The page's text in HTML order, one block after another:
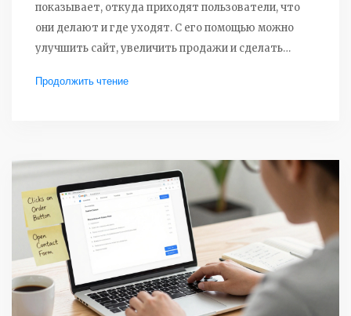
показывает, откуда приходят пользователи, что
они делают и где уходят. С его помощью можно
улучшить сайт, увеличить продажи и сделать
Продолжить чтение